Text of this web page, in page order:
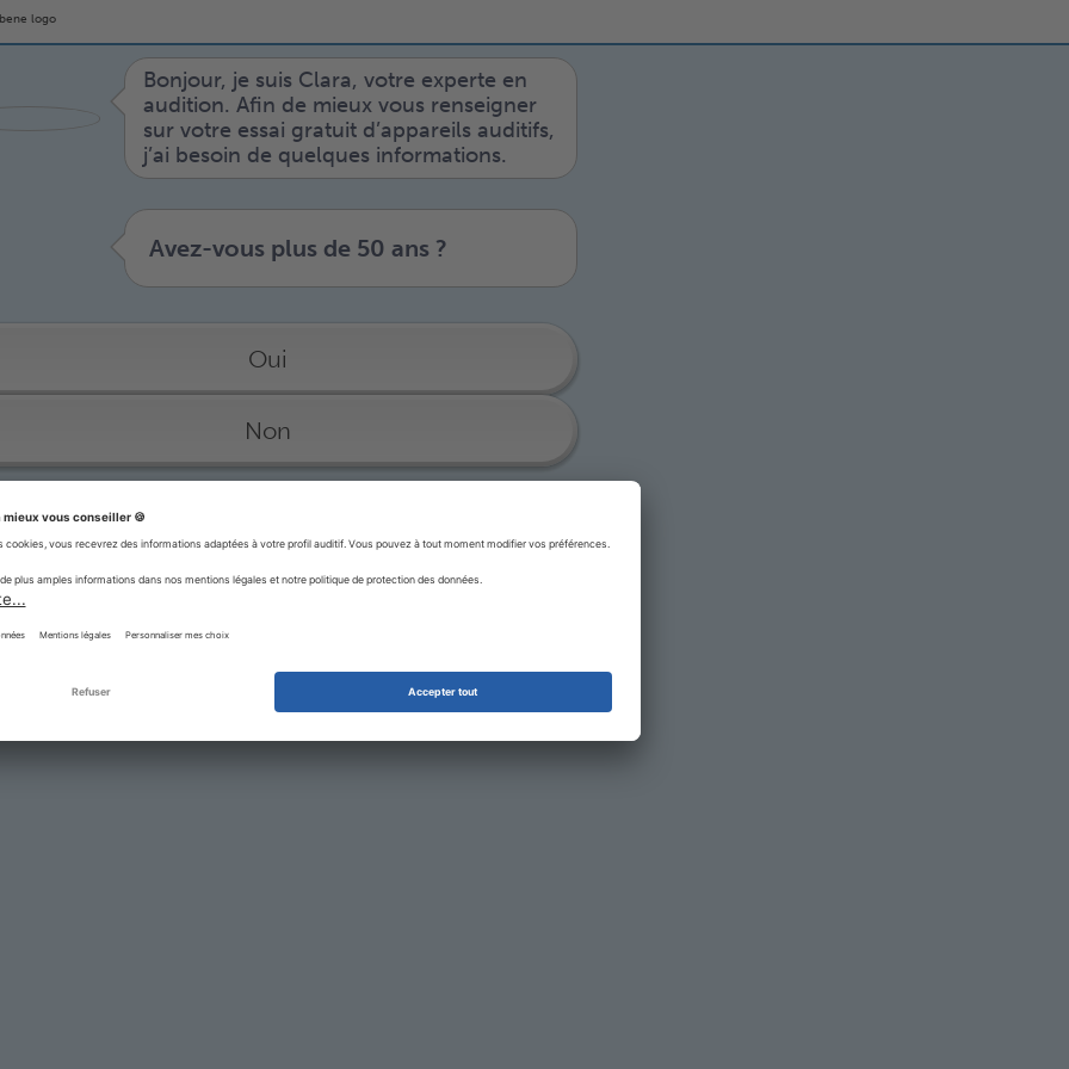
Bonjour, je suis Clara, votre experte en
audition. Afin de mieux vous renseigner
sur votre essai gratuit d’appareils auditifs,
j’ai besoin de quelques informations.
Avez-vous plus de 50 ans ?
Oui
Non
Les avis des clients audibene :
SUR :